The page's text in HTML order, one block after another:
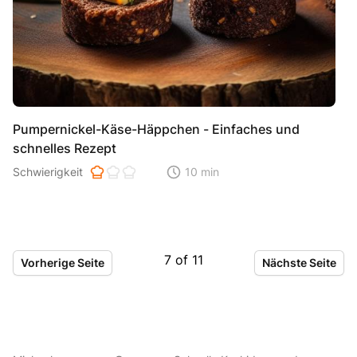
Pumpernickel-Käse-Häppchen - Einfaches und
schnelles Rezept
Schwierigkeit der Zubereitung. 1 ist einfach 2 ist mittel 3 ist
Schwierigkeit Zeitaufwand der der Zubereitung.
10 min
Vorherige Seite 7of 11 Nächste Seite